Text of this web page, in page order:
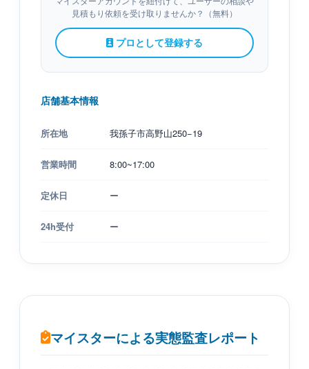
見積もり依頼を受け取りませんか？（無料）
プロとして登録する
店舗基本情報
所在地 我孫子市高野山250−19
営業時間 8:00~17:00
定休日 ー
24h受付 ー
マイスターによる実態監査レポート